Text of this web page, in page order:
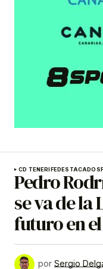
CD TENERIFEDESTACADOS
Pedro
se va de la
futuro en
por Sergio